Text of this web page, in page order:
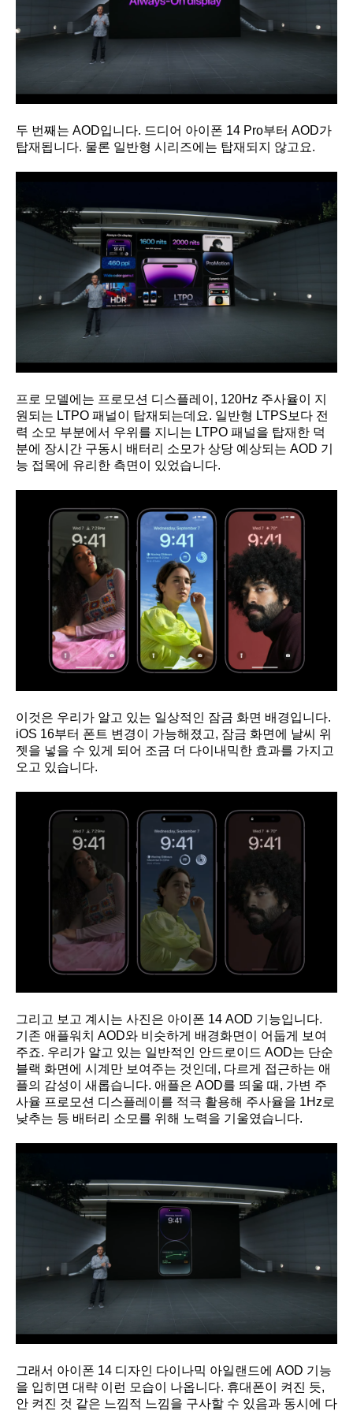
두 번째는 AOD입니다. 드디어 아이폰 14 Pro부터 AOD가
탑재됩니다. 물론 일반형 시리즈에는 탑재되지 않고요.
프로 모델에는 프로모션 디스플레이, 120Hz 주사율이 지
원되는 LTPO 패널이 탑재되는데요. 일반형 LTPS보다 전
력 소모 부분에서 우위를 지니는 LTPO 패널을 탑재한 덕
분에 장시간 구동시 배터리 소모가 상당 예상되는 AOD 기
능 접목에 유리한 측면이 있었습니다.
이것은 우리가 알고 있는 일상적인 잠금 화면 배경입니다.
iOS 16부터 폰트 변경이 가능해졌고, 잠금 화면에 날씨 위
젯을 넣을 수 있게 되어 조금 더 다이내믹한 효과를 가지고
오고 있습니다.
그리고 보고 계시는 사진은 아이폰 14 AOD 기능입니다.
기존 애플워치 AOD와 비슷하게 배경화면이 어둡게 보여
주죠. 우리가 알고 있는 일반적인 안드로이드 AOD는 단순
블랙 화면에 시계만 보여주는 것인데, 다르게 접근하는 애
플의 감성이 새롭습니다. 애플은 AOD를 띄울 때, 가변 주
사율 프로모션 디스플레이를 적극 활용해 주사율을 1Hz로
낮추는 등 배터리 소모를 위해 노력을 기울였습니다.
그래서 아이폰 14 디자인 다이나믹 아일랜드에 AOD 기능
을 입히면 대략 이런 모습이 나옵니다. 휴대폰이 켜진 듯,
안 켜진 것 같은 느낌적 느낌을 구사할 수 있음과 동시에 다